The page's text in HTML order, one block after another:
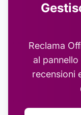
Reclama
al
recensioni